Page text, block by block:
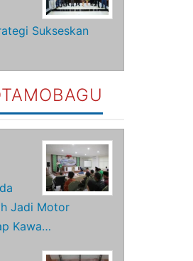
Sukseskan
Jadi Motor
Kawa…